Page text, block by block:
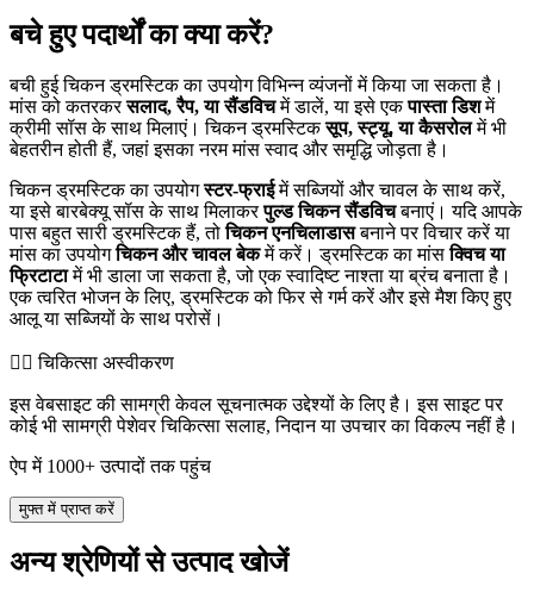
बचे हुए पदार्थों का क्या करें?
बची हुई चिकन ड्रमस्टिक का उपयोग विभिन्न व्यंजनों में किया जा सकता है।
मांस को कतरकरसलाद, रैप, या सैंडविचमें डालें, या इसे एकपास्ता डिशमें
क्रीमी सॉस के साथ मिलाएं। चिकन ड्रमस्टिकसूप, स्ट्यू, या कैसरोलमें भी
बेहतरीन होती हैं, जहां इसका नरम मांस स्वाद और समृद्धि जोड़ता है।
चिकन ड्रमस्टिक का उपयोगस्टर-फ्राईमें सब्जियों और चावल के साथ करें,
या इसे बारबेक्यू सॉस के साथ मिलाकरपुल्ड चिकन सैंडविचबनाएं। यदि आपके
पास बहुत सारी ड्रमस्टिक हैं, तोचिकन एनचिलाडासबनाने पर विचार करें या
मांस का उपयोगचिकन और चावल बेकमें करें। ड्रमस्टिक का मांसक्विच या
फ्रिटाटामें भी डाला जा सकता है, जो एक स्वादिष्ट नाश्ता या ब्रंच बनाता है।
एक त्वरित भोजन के लिए, ड्रमस्टिक को फिर से गर्म करें और इसे मैश किए हुए
आलू या सब्जियों के साथ परोसें।
👨‍⚕️️ चिकित्सा अस्वीकरण
इस वेबसाइट की सामग्री केवल सूचनात्मक उद्देश्यों के लिए है। इस साइट पर
कोई भी सामग्री पेशेवर चिकित्सा सलाह, निदान या उपचार का विकल्प नहीं है।
ऐप में 1000+ उत्पादों तक पहुंच
मुफ्त में प्राप्त करें
अन्य श्रेणियों से उत्पाद खोजें